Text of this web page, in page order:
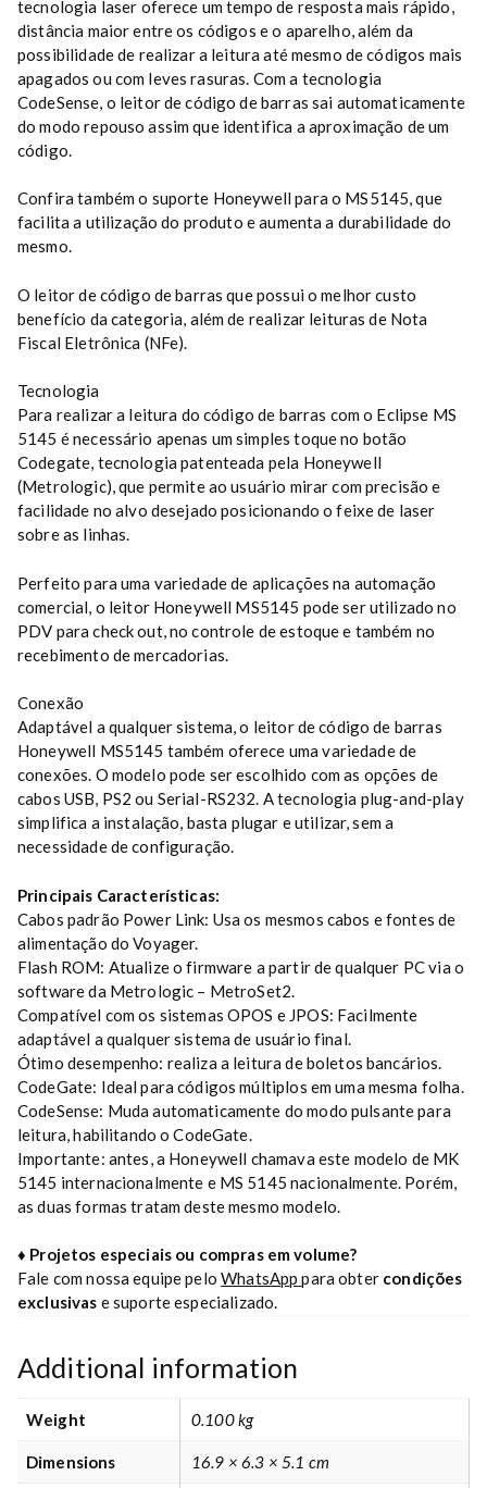
tecnologia laser oferece um tempo de resposta mais rápido,
distância maior entre os códigos e o aparelho, além da
possibilidade de realizar a leitura até mesmo de códigos mais
apagados ou com leves rasuras. Com a tecnologia
CodeSense, o leitor de código de barras sai automaticamente
do modo repouso assim que identifica a aproximação de um
código.
Confira também o suporte Honeywell para o MS5145, que
facilita a utilização do produto e aumenta a durabilidade do
mesmo.
O leitor de código de barras que possui o melhor custo
benefício da categoria, além de realizar leituras de Nota
Fiscal Eletrônica (NFe).
Tecnologia
Para realizar a leitura do código de barras com o Eclipse MS
5145 é necessário apenas um simples toque no botão
Codegate, tecnologia patenteada pela Honeywell
(Metrologic), que permite ao usuário mirar com precisão e
facilidade no alvo desejado posicionando o feixe de laser
sobre as linhas.
Perfeito para uma variedade de aplicações na automação
comercial, o leitor Honeywell MS5145 pode ser utilizado no
PDV para check out, no controle de estoque e também no
recebimento de mercadorias.
Conexão
Adaptável a qualquer sistema, o leitor de código de barras
Honeywell MS5145 também oferece uma variedade de
conexões. O modelo pode ser escolhido com as opções de
cabos USB, PS2 ou Serial-RS232. A tecnologia plug-and-play
simplifica a instalação, basta plugar e utilizar, sem a
necessidade de configuração.
Principais Características:
Cabos padrão Power Link: Usa os mesmos cabos e fontes de
alimentação do Voyager.
Flash ROM: Atualize o firmware a partir de qualquer PC via o
software da Metrologic – MetroSet2.
Compatível com os sistemas OPOS e JPOS: Facilmente
adaptável a qualquer sistema de usuário final.
Ótimo desempenho: realiza a leitura de boletos bancários.
CodeGate: Ideal para códigos múltiplos em uma mesma folha.
CodeSense: Muda automaticamente do modo pulsante para
leitura, habilitando o CodeGate.
Importante: antes, a Honeywell chamava este modelo de MK
5145 internacionalmente e MS 5145 nacionalmente. Porém,
as duas formas tratam deste mesmo modelo.
♦ Projetos especiais ou compras em volume?
Fale com nossa equipe peloWhatsApp para obter condições
exclusivas e suporte especializado.
Additional information
Weight 0.100 kg
Dimensions 16.9 × 6.3 × 5.1 cm